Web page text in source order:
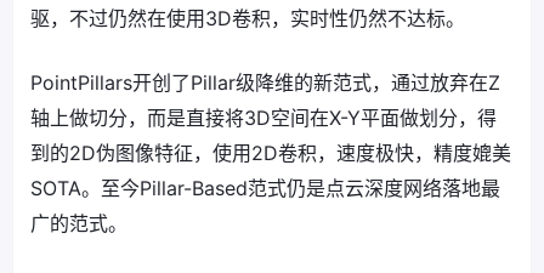
驱，不过仍然在使用3D卷积，实时性仍然不达标。
PointPillars开创了Pillar级降维的新范式，通过放弃在Z
轴上做切分，而是直接将3D空间在X-Y平面做划分，得
到的2D伪图像特征，使用2D卷积，速度极快，精度媲美
SOTA。至今Pillar-Based范式仍是点云深度网络落地最
广的范式。